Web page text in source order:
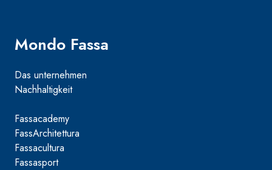
Mondo Fassa
Das unternehmen
Nachhaltigkeit
Fassacademy
FassArchitettura
Fassacultura
Fassasport